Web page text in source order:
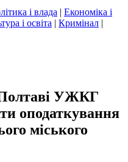
і влада | Економіка і
і освіта | Кримінал |
Полтаві УЖКГ
оподаткування
міського